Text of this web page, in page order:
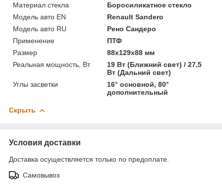
Материал стекла
Боросиликатное стекло
Модель авто EN
Renault Sandero
Модель авто RU
Рено Сандеро
Применение
ПТФ
Размер
88x129x88 мм
Реальная мощность, Вт
19 Вт (Ближний свет) / 27,5
Вт (Дальний свет)
Углы засветки
16° основной, 80°
дополнительный
Скрыть
Условия доставки
Доставка осуществляется только по предоплате.
Самовывоз